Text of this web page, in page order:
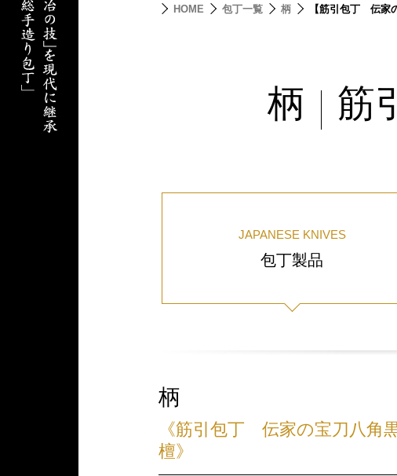
HOME 包丁一覧 柄 【筋引包丁 伝家
柄 筋
JAPANESE KNIVES
包丁製品
柄
《筋引包丁 伝家の宝刀八角
檀》